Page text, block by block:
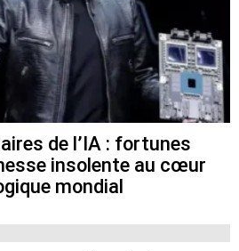
de l’IA : fortunes
insolente au cœur
mondial